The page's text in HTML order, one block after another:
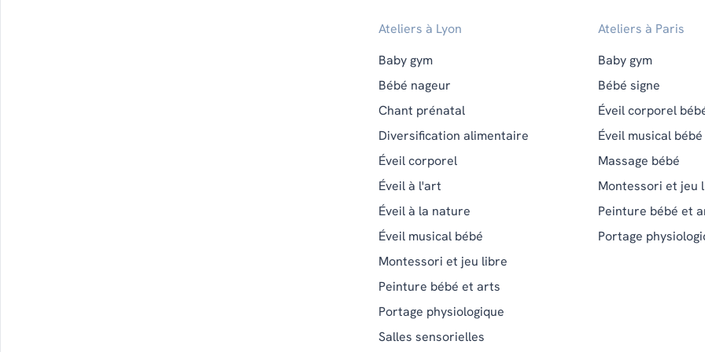
Ateliers à Lyon
Baby gym
Bébé nageur
Chant prénatal
Diversification alimentaire
Éveil corporel
Éveil à l'art
Éveil à la nature
Éveil musical bébé
Montessori et jeu libre
Peinture bébé et arts
Portage physiologique
Salles sensorielles
Ateliers à Paris
Baby gym
Bébé signe
Éveil corporel
Éveil musical bébé
Massage bébé
Montessori et jeu
Peinture bébé et
Portage